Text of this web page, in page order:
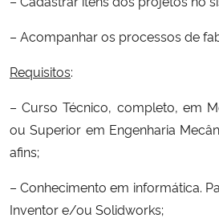
Controladoria-Geral da União
Ministério da Mulher, da Família e dos Direitos
Secretaria de Governo
Gabinete de Segurança Institucional
– Acompanhar os processos de
Requisitos:
– Curso Técnico, completo, em
ou Superior em Engenharia
afins;
– Conhecimento em informática.
Inventor e/ou Solidworks;